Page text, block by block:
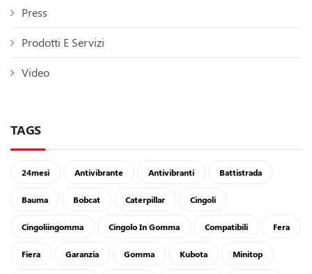
Press
Prodotti E Servizi
Video
TAGS
24mesi Antivibrante Antivibranti Battistrada
Bauma Bobcat Caterpillar Cingoli
Cingoliingomma Cingolo In Gomma Compatibili Fera
Fiera Garanzia Gomma Kubota Minitop